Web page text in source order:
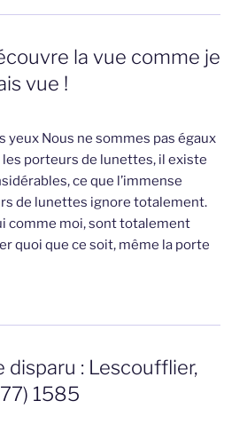
la vue comme je
vue !
yeux Nous ne sommes pas égaux
les porteurs de lunettes, il existe
ce que l’immense
de lunettes ignore totalement.
comme moi, sont totalement
quoi que ce soit, même la porte
disparu : Lescoufflier,
1585